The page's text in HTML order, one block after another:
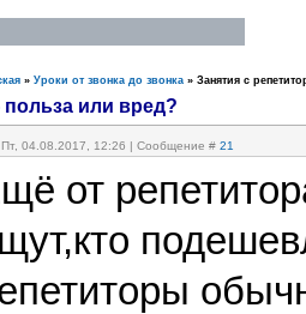
» Уроки от звонка до звонка » Занятия с
или вред?
Пт, 04.08.2017, 12:26 | Сообщение # 21
от